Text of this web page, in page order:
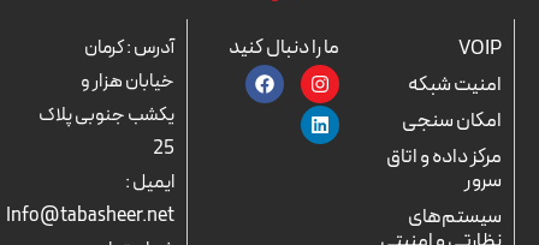
VOIP
امنیت شبکه
امکان سنجی
مرکز داده و اتاق
سرور
سیستم‌های
ما را دنبال کنید
I
n
s
t
a
F
a
c
L
i
n
k
e
آدرس : کرمان
خیابان هزار و
یکشب جنوبی پلاک
25
ایمیل :
Info@tabasheer.net